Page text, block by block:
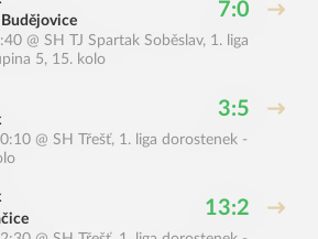
Budějovice
7:0
@ SH TJ Spartak Soběslav, 1. liga
5, 15. kolo
3:5
@ SH Třešť, 1. liga dorostenek -
13:2